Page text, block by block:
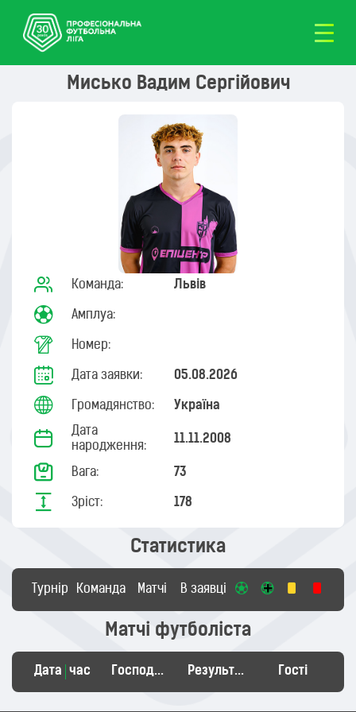
Мисько Вадим Сергійович
Команда: Львів
Амплуа:
Номер:
Дата заявки: 05.08.2026
Громадянство: Україна
Дата
народження:
11.11.2008
Вага: 73
Зріст: 178
Статистика
Турнір Команда Матчі В заявці
Матчі футболіста
Дата час Господарі Результат Гості